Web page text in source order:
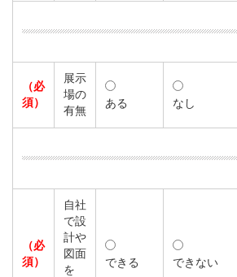
（必
須）
展示
場の
有無
ある なし
（必
須）
自社
で設
計や
図面
を
できる できない